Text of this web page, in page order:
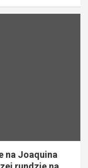
na Joaquina